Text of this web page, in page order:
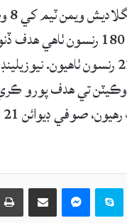
ورتيون آهن. جڏهن تھ نيوزيلينڊ ويمن 31
Skype حصيداري ڪريو اي ميل ذريعي